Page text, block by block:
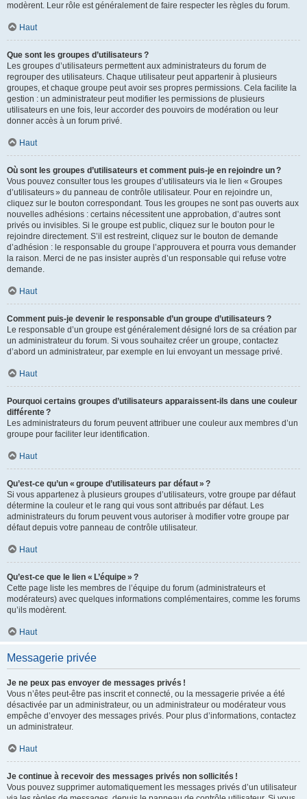
modèrent. Leur rôle est généralement de faire respecter les règles du forum.
Haut
Que sont les groupes d’utilisateurs ?
Les groupes d’utilisateurs permettent aux administrateurs du forum de
regrouper des utilisateurs. Chaque utilisateur peut appartenir à plusieurs
groupes, et chaque groupe peut avoir ses propres permissions. Cela facilite la
gestion : un administrateur peut modifier les permissions de plusieurs
utilisateurs en une fois, leur accorder des pouvoirs de modération ou leur
donner accès à un forum privé.
Haut
Où sont les groupes d’utilisateurs et comment puis-je en rejoindre un ?
Vous pouvez consulter tous les groupes d’utilisateurs via le lien « Groupes
d’utilisateurs » du panneau de contrôle utilisateur. Pour en rejoindre un,
cliquez sur le bouton correspondant. Tous les groupes ne sont pas ouverts aux
nouvelles adhésions : certains nécessitent une approbation, d’autres sont
privés ou invisibles. Si le groupe est public, cliquez sur le bouton pour le
rejoindre directement. S’il est restreint, cliquez sur le bouton de demande
d’adhésion : le responsable du groupe l’approuvera et pourra vous demander
la raison. Merci de ne pas insister auprès d’un responsable qui refuse votre
demande.
Haut
Comment puis-je devenir le responsable d’un groupe d’utilisateurs ?
Le responsable d’un groupe est généralement désigné lors de sa création par
un administrateur du forum. Si vous souhaitez créer un groupe, contactez
d’abord un administrateur, par exemple en lui envoyant un message privé.
Haut
Pourquoi certains groupes d’utilisateurs apparaissent-ils dans une couleur
différente ?
Les administrateurs du forum peuvent attribuer une couleur aux membres d’un
groupe pour faciliter leur identification.
Haut
Qu’est-ce qu’un « groupe d’utilisateurs par défaut » ?
Si vous appartenez à plusieurs groupes d’utilisateurs, votre groupe par défaut
détermine la couleur et le rang qui vous sont attribués par défaut. Les
administrateurs du forum peuvent vous autoriser à modifier votre groupe par
défaut depuis votre panneau de contrôle utilisateur.
Haut
Qu’est-ce que le lien « L’équipe » ?
Cette page liste les membres de l’équipe du forum (administrateurs et
modérateurs) avec quelques informations complémentaires, comme les forums
qu’ils modèrent.
Haut
Messagerie privée
Je ne peux pas envoyer de messages privés !
Vous n’êtes peut-être pas inscrit et connecté, ou la messagerie privée a été
désactivée par un administrateur, ou un administrateur ou modérateur vous
empêche d’envoyer des messages privés. Pour plus d’informations, contactez
un administrateur.
Haut
Je continue à recevoir des messages privés non sollicités !
Vous pouvez supprimer automatiquement les messages privés d’un utilisateur